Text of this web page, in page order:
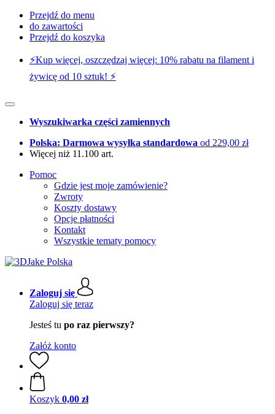
Przejdź do menu
do zawartości
Przejdź do koszyka
⚡️Kup więcej, oszczędzaj więcej: 10% rabatu na filament i
żywicę od 10 sztuk! ⚡️
Wyszukiwarka części zamiennych
Polska: Darmowa wysyłka standardowa od 229,00 zł
Więcej niż 11.100 art.
Pomoc
Gdzie jest moje zamówienie?
Zwroty
Koszty dostawy
Opcje płatności
Kontakt
Wszystkie tematy pomocy
Zaloguj się
Zaloguj się teraz
Jesteś tu po raz pierwszy?
Załóż konto
Koszyk 0,00 zł